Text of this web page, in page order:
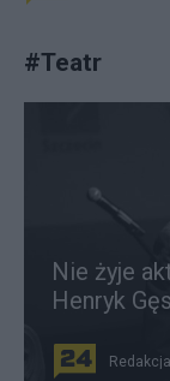
#Teatr
Nie żyje
Henryk
Redakcja